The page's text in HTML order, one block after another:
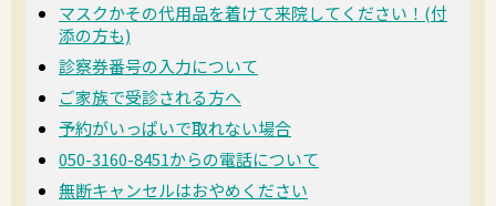
マスクかその代用品を着けて来院してください！(付
添の方も)
診察券番号の入力について
ご家族で受診される方へ
予約がいっぱいで取れない場合
050-3160-8451からの電話について
無断キャンセルはおやめください